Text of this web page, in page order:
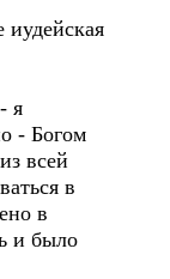
я
- Богом
всей
в
в
и было